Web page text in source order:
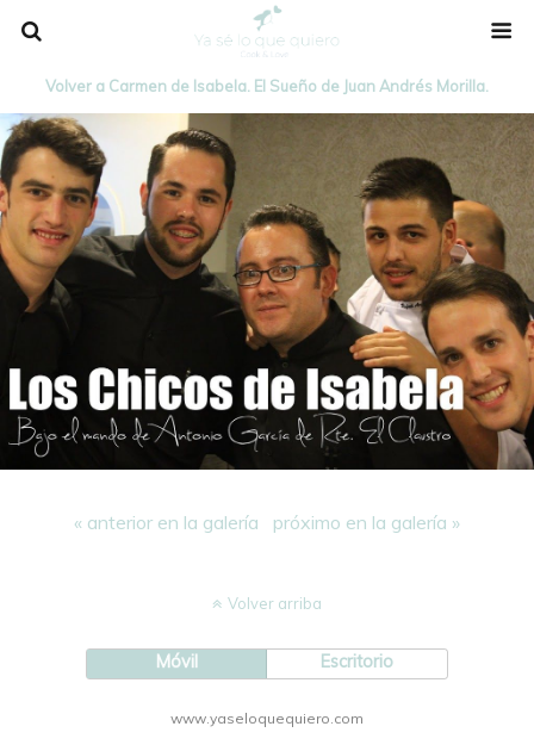
Volver a Carmen de Isabela. El Sueño de Juan Andrés Morilla.
« anterior en la galería próximo en la galería »
Volver arriba
Móvil Escritorio
www.yaseloquequiero.com